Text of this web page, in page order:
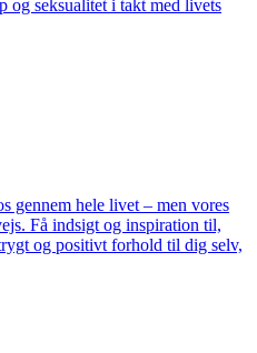
seksualitet i takt med livets
gennem hele livet – men vores
Få indsigt og inspiration til,
og positivt forhold til dig selv,